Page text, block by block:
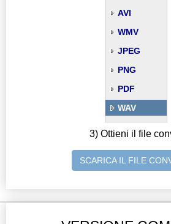
AVI
WMV
JPEG
PNG
PDF
WAV
3) Ottieni il file
SCARICA IL FILE